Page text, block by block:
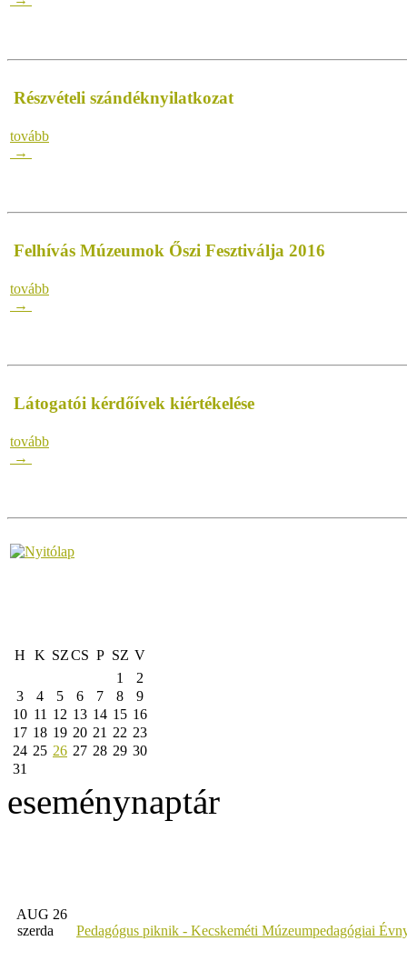
Részvételi szándéknyilatkozat
tovább
→
Felhívás Múzeumok Őszi Fesztiválja 2016
tovább
→
Látogatói kérdőívek kiértékelése
tovább
→
H K SZCS P SZ V
1
2
3
4 5 6 7 8
9
10 11 12 13 14 15 16
17 18 19 20 21 22 23
24 25 26 27 28 29 30
31
eseménynaptár
AUG 26
szerda
Pedagógus piknik - Kecskeméti Múzeumpedagógiai